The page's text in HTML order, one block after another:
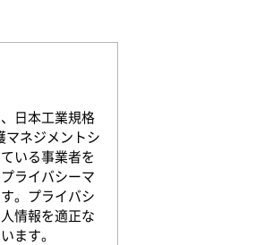
日本工業規格
マネジメントシ
いる事業者を
ライバシーマ
。プライバシ
情報を適正な
ます。